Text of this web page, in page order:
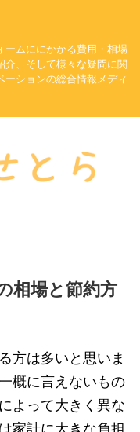
ームににかかる費用・相場
介、そして様々な疑問に関
ションの総合情報メディ
相場と節約方
方は多いと思いま
概に言えないもの
よって大きく異な
家計に大きな負担